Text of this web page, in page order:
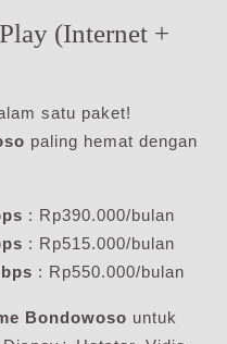
(Internet +
satu paket!
paling hemat dengan
: Rp390.000/bulan
: Rp515.000/bulan
: Rp550.000/bulan
Bondowoso untuk